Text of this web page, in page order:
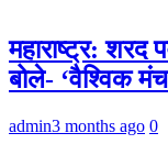
महाराष्ट्र: शरद
बोले- ‘वैश्विक
admin3 months ago 0